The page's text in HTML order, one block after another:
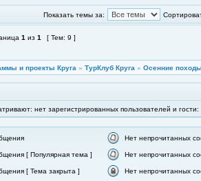
Показать темы за:
1 из 1 [ Тем: 9 ]
и проекты Круга » ТурКлуб Круга » Осенние
нет зарегистрированных пользователей и гости:
Нет непрочитанных
[ Популярная тема ] Нет непрочитанных
[ Тема закрыта ] Нет непрочитанных